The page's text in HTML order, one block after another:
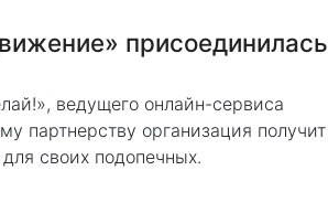
присоединилась
ведущего онлайн-сервиса
партнерству организация получит
своих подопечных.